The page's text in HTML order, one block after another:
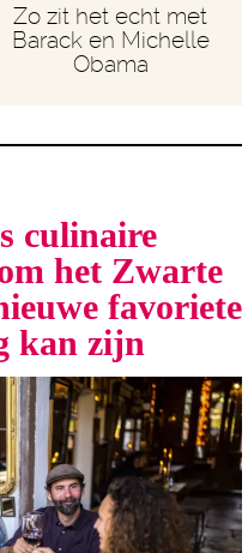
Zo zit het echt met
Barack en Michelle
Obama
culinaire
het Zwarte
favoriete
kan zijn